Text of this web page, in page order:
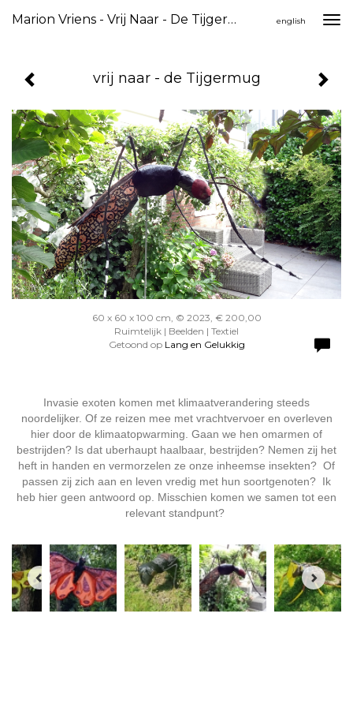
Marion Vriens - Vrij Naar - De Tijgermug english
vrij naar - de Tijgermug
60 x 60 x 100 cm, © 2023, € 200,00
Ruimtelijk | Beelden | Textiel
Getoond op Lang en Gelukkig
Invasie exoten komen met klimaatverandering steeds
noordelijker. Of ze reizen mee met vrachtvervoer en overleven
hier door de klimaatopwarming. Gaan we hen omarmen of
bestrijden? Is dat uberhaupt haalbaar, bestrijden? Nemen zij het
heft in handen en vermorzelen ze onze inheemse insekten? Of
passen zij zich aan en leven vredig met hun soortgenoten? Ik
heb hier geen antwoord op. Misschien komen we samen tot een
relevant standpunt?